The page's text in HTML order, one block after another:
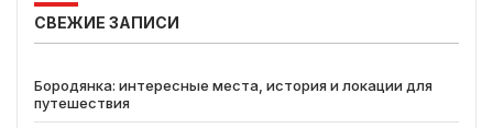
СВЕЖИЕ ЗАПИСИ
Бородянка: интересные места, история и локации для
путешествия